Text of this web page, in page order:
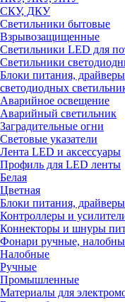
СКУ, ДКУ
Светильники бытовые
Взрывозащищенные
Светильники LED для
Светильники
Блоки питания,
светодиодных
Аварийное освещение
Аварийный светильник
Заградительные огни
Световые указатели
Лента LED и аксессуары
Профиль для LED ленты
Белая
Цветная
Блоки питания, драйверы
Контроллеры и
Коннекторы и шнуры
Фонари ручные,
Налобные
Ручные
Промышленные
Материалы для